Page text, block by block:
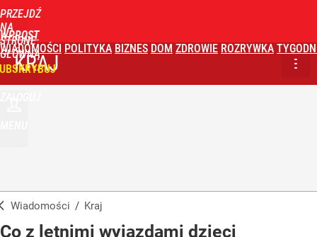
PRZEJDŹ
NA
STRONĘ
GŁÓWNĄ
WPROST
WIADOMOŚCI POLITYKA BIZNES DOM ZDROWIE ROZRYWKA
KRAJ
Wiadomości / Kraj
Co z letnimi wyjazdami dzieci